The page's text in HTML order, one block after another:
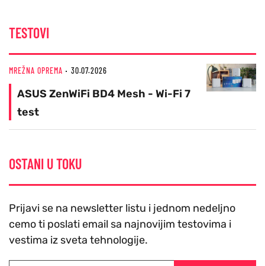
TESTOVI
MREŽNA OPREMA 30.07.2026
ASUS ZenWiFi BD4 Mesh - Wi-Fi 7
test
OSTANI U TOKU
Prijavi se na newsletter listu i jednom nedeljno
cemo ti poslati email sa najnovijim testovima i
vestima iz sveta tehnologije.